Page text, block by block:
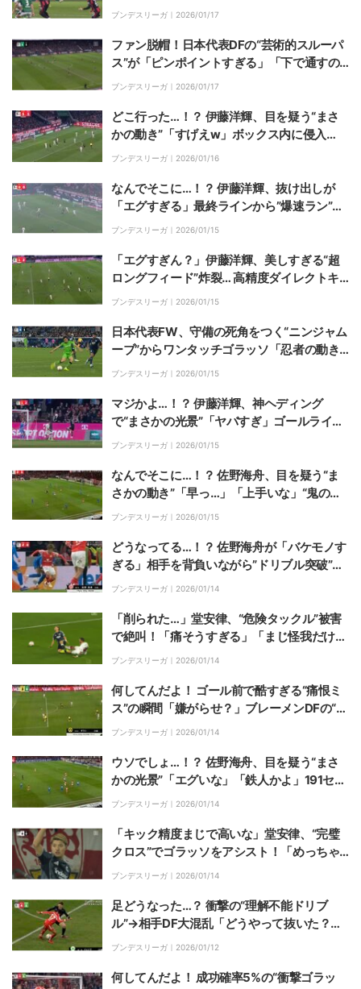
ー」開始50秒で先制点を演出
ブンデスリーガ｜ 2026/01/17
ファン脱帽！日本代表DFの“芸術的スルーパ
ス”が「ピンポイントすぎる」「下で通すの
はスーパー」菅原由勢が走り込む味方に絶品
ブンデスリーガ｜ 2026/01/17
どこ行った…！？ 伊藤洋輝、目を疑う“まさ
かの動き”「すげえw」ボックス内に侵入
→“急造3トップ”「戦術的な幅スゴい」
ブンデスリーガ｜ 2026/01/16
なんでそこに…！？ 伊藤洋輝、抜け出しが
「エグすぎる」最終ラインから”爆速ラン”→
左足ダイレクトシュート「めっちゃいい」
ブンデスリーガ｜ 2026/01/15
「エグすぎん？」伊藤洋輝、美しすぎる“超
ロングフィード”炸裂… 高精度ダイレクトキ
ックにスタジアム騒然「マンガかよ」
ブンデスリーガ｜ 2026/01/15
日本代表FW、守備の死角をつく“ニンジャム
ーブ”からワンタッチゴラッソ「忍者の動き
出しや」「ナイスゴール」背後に抜け出す動
ブンデスリーガ｜ 2026/01/15
マジかよ…！？ 伊藤洋輝、神ヘディング
で“まさかの光景”「ヤバすぎ」ゴールライン
上ギリギリから折り返し→決勝点をアシスト
ブンデスリーガ｜ 2026/01/15
なんでそこに…！？ 佐野海舟、目を疑う“ま
さかの動き”「早っ…」「上手いな」“鬼のイ
ンターセプト”→神ディフェンス炸裂
ブンデスリーガ｜ 2026/01/15
どうなってる…！？ 佐野海舟が「バケモノす
ぎる」相手を背負いながら”ドリブル突破”→
驚異の“鬼フィジカル”「体強すぎ」「重戦車
ブンデスリーガ｜ 2026/01/14
「削られた…」堂安律、“危険タックル”被害
で絶叫！「痛そうすぎる」「まじ怪我だけは
せんでくれ」ファン悲鳴のワンシーン
ブンデスリーガ｜ 2026/01/14
何してんだよ！ ゴール前で酷すぎる“痛恨ミ
ス”の瞬間「嫌がらせ？」ブレーメンDFの“お
粗末プレー”にファン怒り「長田がかわいそ
ブンデスリーガ｜ 2026/01/14
ウソでしょ…！？ 佐野海舟、目を疑う“まさ
かの光景”「エグいな」「鉄人かよ」191セン
チの相手と”バトル”でヒヤリ「どんだけ飛ぶ
ブンデスリーガ｜ 2026/01/14
「キック精度まじで高いな」堂安律、“完璧
クロス”でゴラッソをアシスト！「めっちゃ
良いボール」CKからヘディング弾をお膳立
ブンデスリーガ｜ 2026/01/14
足どうなった…？ 衝撃の“理解不能ドリブ
ル”→相手DF大混乱「どうやって抜いた？」
「何があったんや」バイエルンのアタッカ
ブンデスリーガ｜ 2026/01/12
何してんだよ！ 成功確率5%の“衝撃ゴラッ